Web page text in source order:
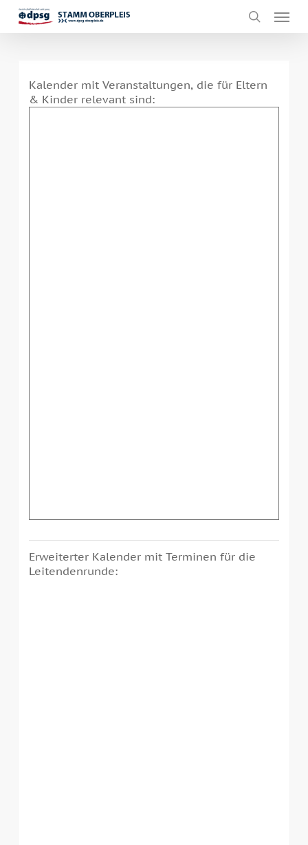
Skip
main
search
Kalender mit Veranstaltungen, die für Eltern
& Kinder relevant sind:
Erweiterter Kalender mit Terminen für die
Leitendenrunde: